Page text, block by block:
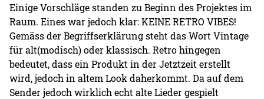
Einige Vorschläge standen zu Beginn des Projektes im
Raum. Eines war jedoch klar: KEINE RETRO VIBES!
Gemäss der Begriffserklärung steht das Wort Vintage
für alt(modisch) oder klassisch. Retro hingegen
bedeutet, dass ein Produkt in der Jetztzeit erstellt
wird, jedoch in altem Look daherkommt. Da auf dem
Sender jedoch wirklich echt alte Lieder gespielt